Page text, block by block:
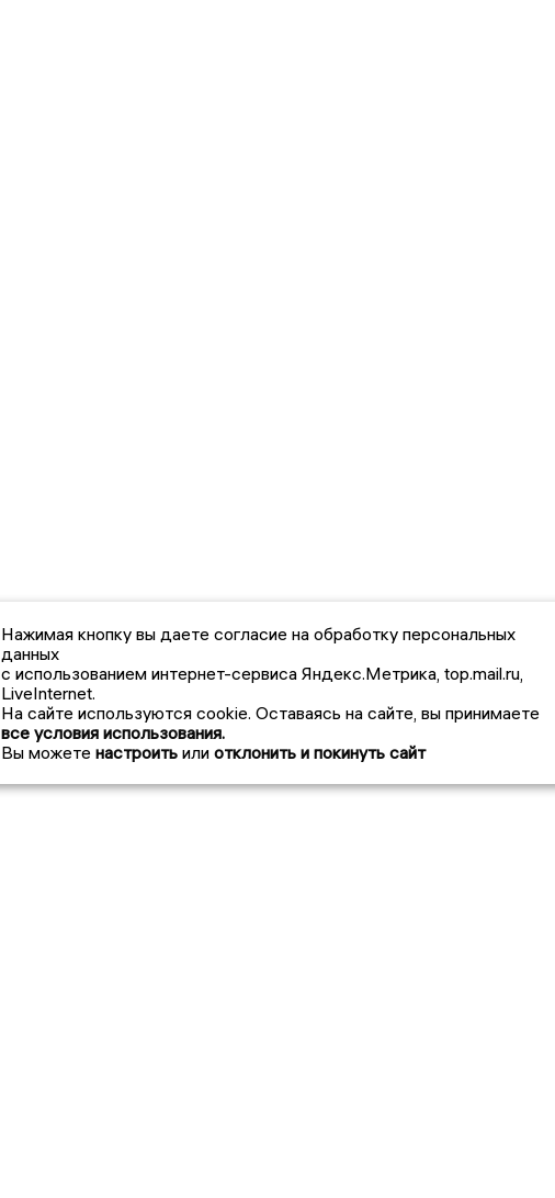
Нажимая кнопку вы даете согласие на обработку персональных
данных
с использованием интернет-сервиса Яндекс.Метрика, top.mail.ru,
LiveInternet.
На сайте используются cookie. Оставаясь на сайте, вы принимаете
все условия использования.
Вы можете настроить или отклонить и покинуть сайт